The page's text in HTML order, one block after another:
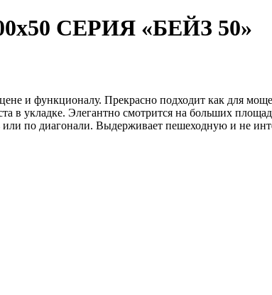
СЕРИЯ «БЕЙЗ 50»
и функционалу. Прекрасно подходит как для
в укладке. Элегантно смотрится на больших
по диагонали. Выдерживает пешеходную и не